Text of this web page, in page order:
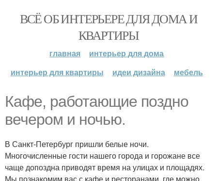
ВСЁ ОБ ИНТЕРЬЕРЕ ДЛЯ ДОМА И
КВАРТИРЫ
главная
интерьер для дома
интерьер для квартиры
идеи дизайна мебель
Кафе, работающие поздно
вечером и ночью.
В Санкт-Петербург пришли белые ночи.
Многочисленные гости нашего города и горожане все
чаще допоздна приводят время на улицах и площадях.